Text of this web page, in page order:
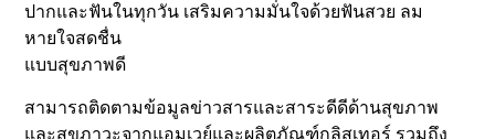
ปากและฟันในทุกวัน เสริมความมั่นใจด้วยฟันสวย ลม
หายใจสดชื่น
แบบสุขภาพดี
สามารถติดตามข้อมูลข่าวสารและสาระดีดีด้านสุขภาพ
และสุขภาวะจากแอมเวย์และผลิตภัณฑ์กลิสเทอร์ รวมถึง